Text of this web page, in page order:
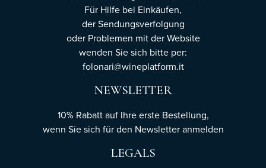
Für Hilfe bei Einkäufen,
der Sendungsverfolgung
oder Problemen mit der Website
wenden Sie sich bitte per:
folonari@wineplatform.it
NEWSLETTER
10% Rabatt auf Ihre erste Bestellung,
wenn Sie sich für den Newsletteranmelden
LEGALS